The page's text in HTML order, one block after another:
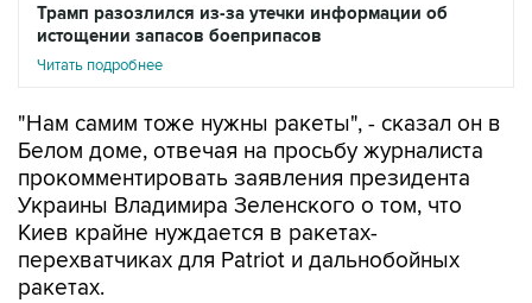
Трамп разозлился из-за утечки информации об
истощении запасов боеприпасов
Читать подробнее
"Нам самим тоже нужны ракеты", - сказал он в
Белом доме, отвечая на просьбу журналиста
прокомментировать заявления президента
Украины Владимира Зеленского о том, что
Киев крайне нуждается в ракетах-
перехватчиках для Patriot и дальнобойных
ракетах.